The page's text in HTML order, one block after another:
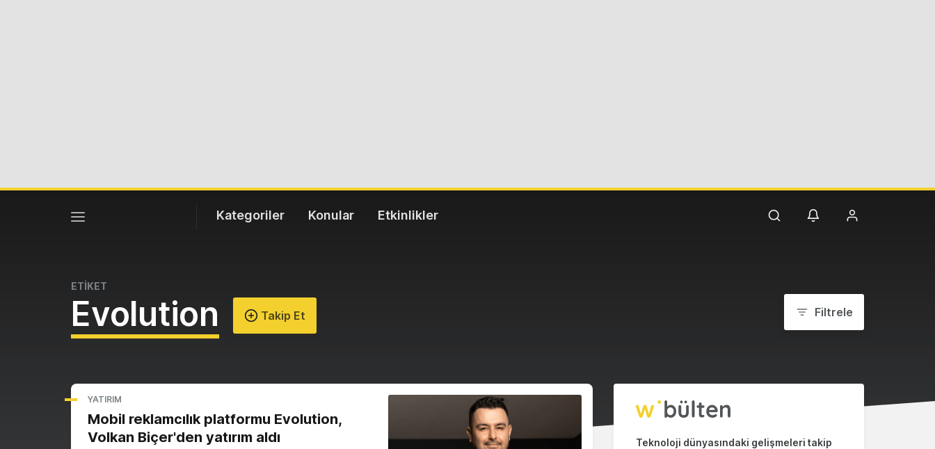
Kategoriler Konular Etkinlikler
ETİKET
Evolution Takip Et Filtrele
YATIRIM
Mobil reklamcılık platformu Evolution,
Volkan Biçer'den yatırım aldı
Teknoloji dünyasındaki gelişmeleri takip